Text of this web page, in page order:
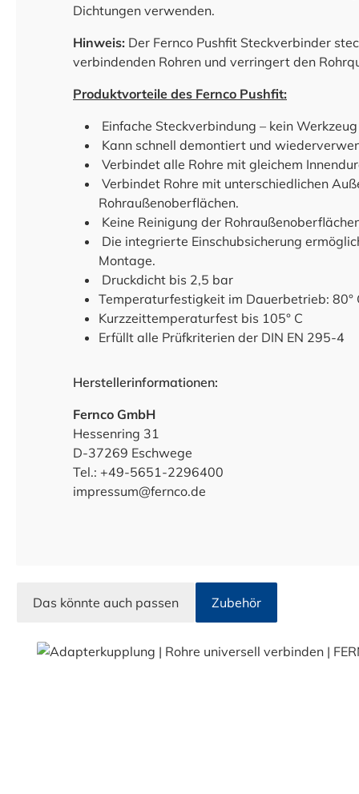
Dichtungen verwenden.
Hinweis: Der Fernco Pushfit Steckverbinder
verbindenden Rohren und verringert den
Produktvorteile des Fernco Pushfit:
Einfache Steckverbindung – kein
Kann schnell demontiert und
Verbindet alle Rohre mit gleichem
Verbindet Rohre mit unterschiedlichen
Rohraußenoberflächen.
Keine Reinigung der
Die integrierte Einschubsicherung
Montage.
Druckdicht bis 2,5 bar
Temperaturfestigkeit im Dauerbetrieb: 80°
Kurzzeittemperaturfest bis 105° C
Erfüllt alle Prüfkriterien der DIN EN 295-4
Herstellerinformationen:
Fernco GmbH
Hessenring 31
D-37269 Eschwege
Tel.: +49-5651-2296400
impressum@fernco.de
Das könnte auch passen Zubehör
Produktgalerie überspringen